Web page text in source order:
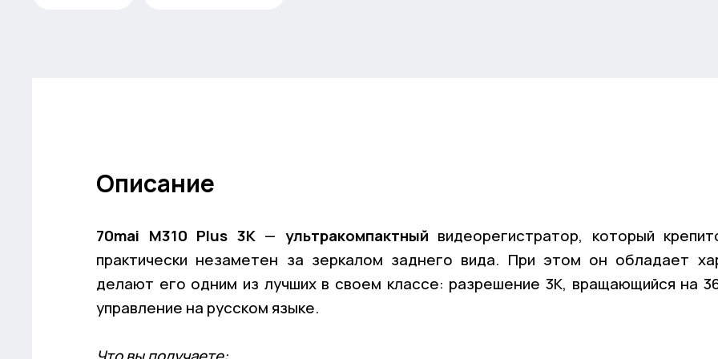
Описание
70mai M310 Plus 3K— ультракомпактный видеорегистратор, который
практически незаметен за зеркалом заднего вида. При этом он обладает
делают его одним из лучших в своем классе: разрешение 3K, вращающийся на
управление на русском языке.